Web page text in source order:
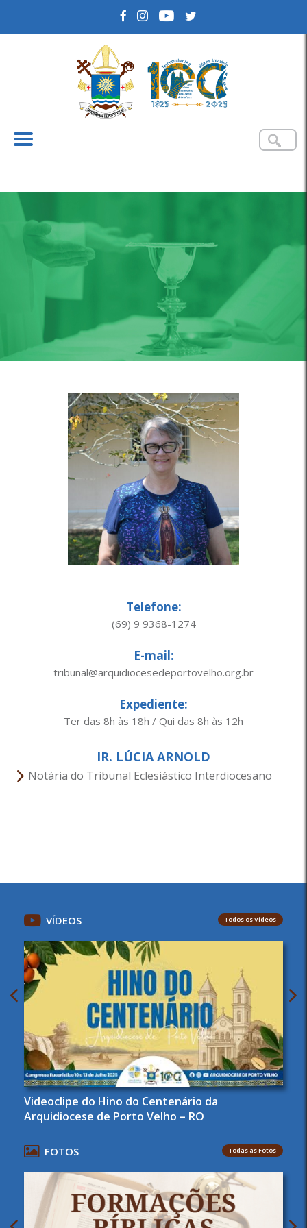
Telefone:
(69) 9 9368-1274
E-mail:
tribunal@arquidiocesedeportovelho.org.br
Expediente:
Ter das 8h às 18h / Qui das 8h às 12h
IR. LÚCIA ARNOLD
Notária do Tribunal Eclesiástico Interdiocesano
VÍDEOS Todos os Vídeos
Videoclipe do Hino do Centenário da
Arquidiocese de Porto Velho – RO
FOTOS Todas as Fotos